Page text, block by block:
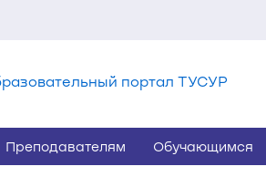
портал ТУСУР
Преподавателям Обучающимся